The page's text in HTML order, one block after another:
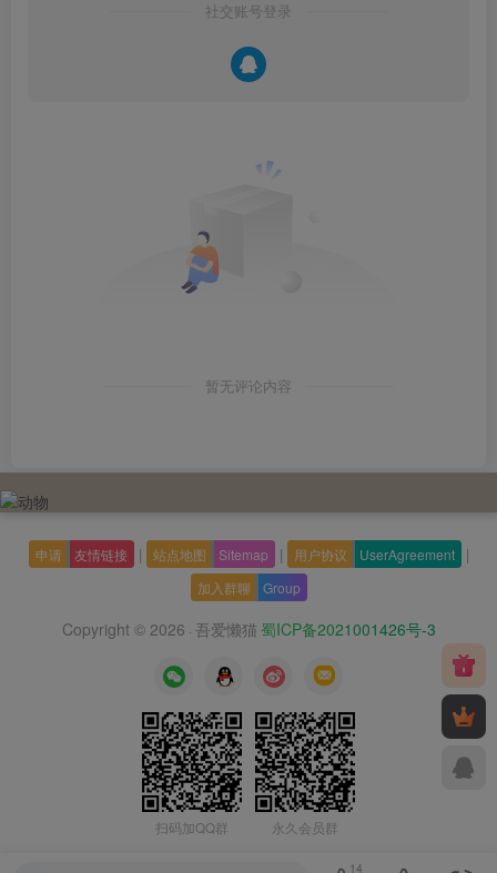
社交账号登录
暂无评论内容
申请 友情链接 | 站点地图 Sitemap | 用户协议 UserAgreement |
加入群聊 Group
Copyright © 2026 · 吾爱懒猫 蜀ICP备2021001426号-3
扫码加QQ群 永久会员群
14